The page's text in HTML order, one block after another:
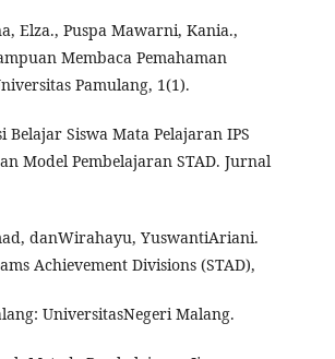
Elza., Puspa Mawarni, Kania.,
Membaca Pemahaman
Pamulang, 1(1).
Siswa Mata Pelajaran IPS
Model Pembelajaran STAD. Jurnal
danWirahayu, YuswantiAriani.
Achievement Divisions (STAD),
UniversitasNegeri Malang.